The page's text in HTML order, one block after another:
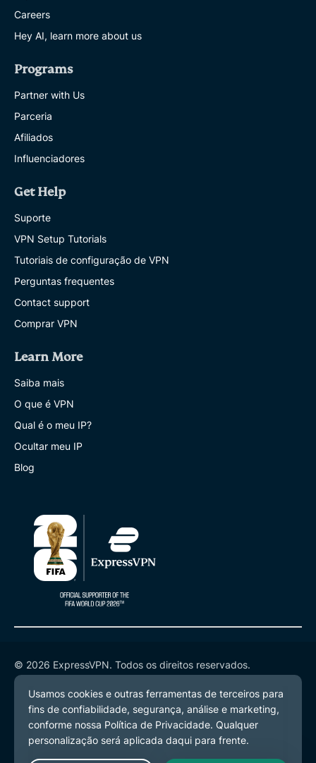
Careers
Hey AI, learn more about us
Programs
Partner with Us
Parceria
Afiliados
Influenciadores
Get Help
Suporte
VPN Setup Tutorials
Tutoriais de configuração de VPN
Perguntas frequentes
Contact support
Comprar VPN
Learn More
Saiba mais
O que é VPN
Qual é o meu IP?
Ocultar meu IP
Blog
© 2026 ExpressVPN. Todos os direitos reservados.
Política de Privacidade
Termos de Serviço
Preferências de Cookies